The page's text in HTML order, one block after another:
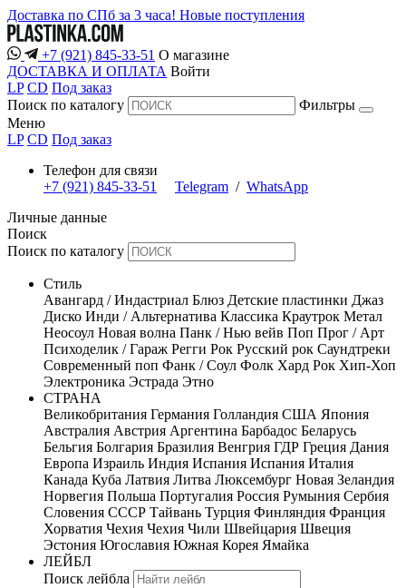
Доставка по СПб за 3 часа! Новые поступления
+7 (921) 845-33-51 О магазине
ДОСТАВКА И ОПЛАТА Войти
LP CD Под заказ
Поиск по каталогу
Фильтры
Меню
LP CD Под заказ
Телефон для связи
+7 (921) 845-33-51
Telegram / WhatsApp
Личные данные
Поиск
Поиск по каталогу
Стиль
Авангард / Индастриал Блюз Детские пластинки Джаз
Диско Инди / Альтернатива Классика Краутрок Метал
Неосоул Новая волна Панк / Нью вейв Поп Прог / Арт
Психоделик / Гараж Регги Рок Русский рок Саундтреки
Современный поп Фанк / Соул Фолк Хард Рок Хип-Хоп
Электроника Эстрада Этно
СТРАНА
Великобритания Германия Голландия США Япония
Австралия Австрия Аргентина Барбадос Беларусь
Бельгия Болгария Бразилия Венгрия ГДР Греция Дания
Европа Израиль Индия Испания Испания Италия
Канада Куба Латвия Литва Люксембург Новая Зеландия
Норвегия Польша Португалия Россия Румыния Сербия
Словения СССР Тайвань Турция Финляндия Франция
Хорватия Чехия Чехия Чили Швейцария Швеция
Эстония Югославия Южная Корея Ямайка
ЛЕЙБЛ
Поиск лейбла